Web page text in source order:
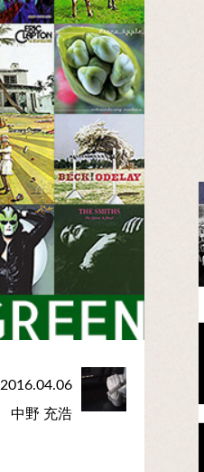
2016.04.06
中野 充浩